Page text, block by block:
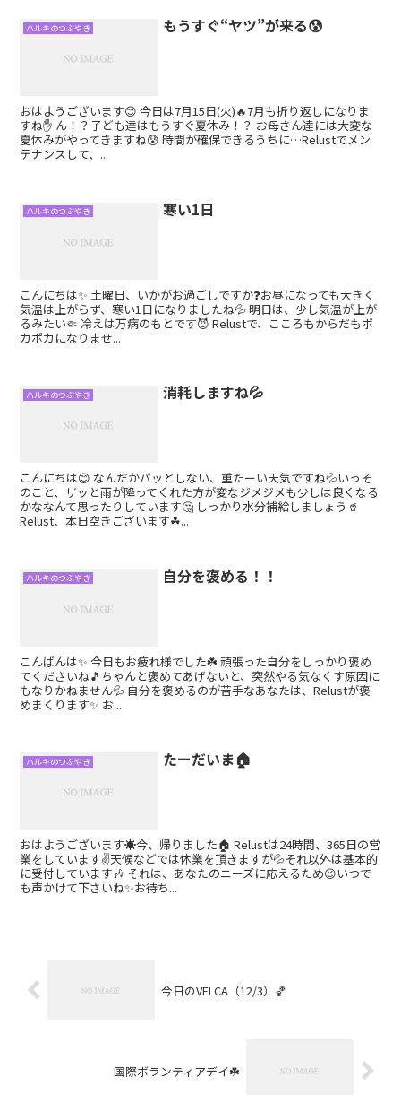
ハルキのつぶやき もうすぐ“ヤツ”が来る😰
おはようございます😊 今日は7月15日(火)🔥7月も折り返しになりま
すね✋ ん！？子ども達はもうすぐ夏休み！？ お母さん達には大変な
夏休みがやってきますね😰 時間が確保できるうちに…Relustでメン
テナンスして、...
ハルキのつぶやき 寒い1日
こんにちは✨ 土曜日、いかがお過ごしですか❓お昼になっても大きく
気温は上がらず、寒い1日になりましたね💦 明日は、少し気温が上が
るみたい🤏 冷えは万病のもとです😈 Relustで、こころもからだもポ
カポカになりませ...
ハルキのつぶやき 消耗しますね💦
こんにちは😊 なんだかパッとしない、重たーい天気ですね💦いっそ
のこと、ザッと雨が降ってくれた方が変なジメジメも少しは良くなる
かななんて思ったりしています🤔 しっかり水分補給しましょう🥤
Relust、本日空きございます☘...
ハルキのつぶやき 自分を褒める！！
こんばんは✨ 今日もお疲れ様でした☘️ 頑張った自分をしっかり褒め
てくださいね🎵ちゃんと褒めてあげないと、突然やる気なくす原因に
もなりかねません💦 自分を褒めるのが苦手なあなたは、Relustが褒
めまくります✨ お...
ハルキのつぶやき たーだいま🏠
おはようございます☀今、帰りました🏠 Relustは24時間、365日の営
業をしています✌️天候などでは休業を頂きますが💦それ以外は基本的
に受付しています🎶 それは、あなたのニーズに応えるため😉いつで
も声かけて下さいね✨お待ち...
今日のVELCA（12/3）🏀
国際ボランティアデイ☘️